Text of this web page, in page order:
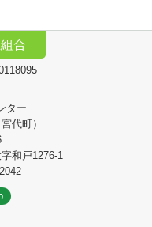
合
ター
代町）
和戸1276-1